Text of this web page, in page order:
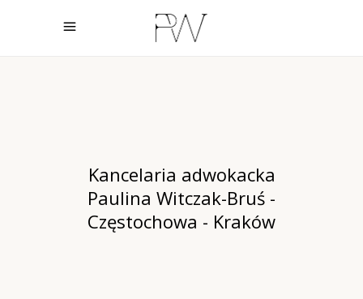
Kancelaria adwokacka
Paulina Witczak-Bruś -
Częstochowa - Kraków